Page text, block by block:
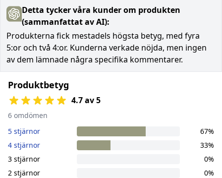
Detta tycker våra kunder om produkten
(sammanfattat av AI):
Produkterna fick mestadels högsta betyg, med fyra
5:or och två 4:or. Kunderna verkade nöjda, men ingen
av dem lämnade några specifika kommentarer.
Produktbetyg
4.7 av 5
6 omdömen
5 stjärnor
67%
4 stjärnor
33%
3 stjärnor
0%
2 stjärnor
0%